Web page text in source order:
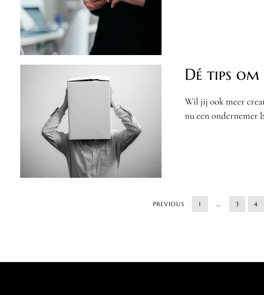
Dé tips
Wil jij ook meer
nu een ondernemer
PREVIOUS 1 3 4